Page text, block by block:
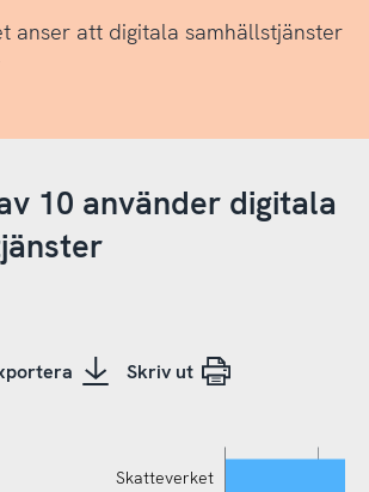
anser att digitala samhällstjänster
10 använder digitala
Skriv ut
Skatteverket